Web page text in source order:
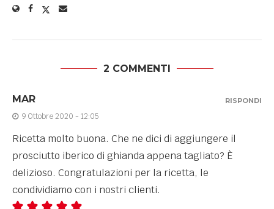
2 COMMENTI
MAR
9 Ottobre 2020 - 12:05
Ricetta molto buona. Che ne dici di aggiungere il
prosciutto iberico di ghianda appena tagliato? È
delizioso. Congratulazioni per la ricetta, le
condividiamo con i nostri clienti.
RISPONDI